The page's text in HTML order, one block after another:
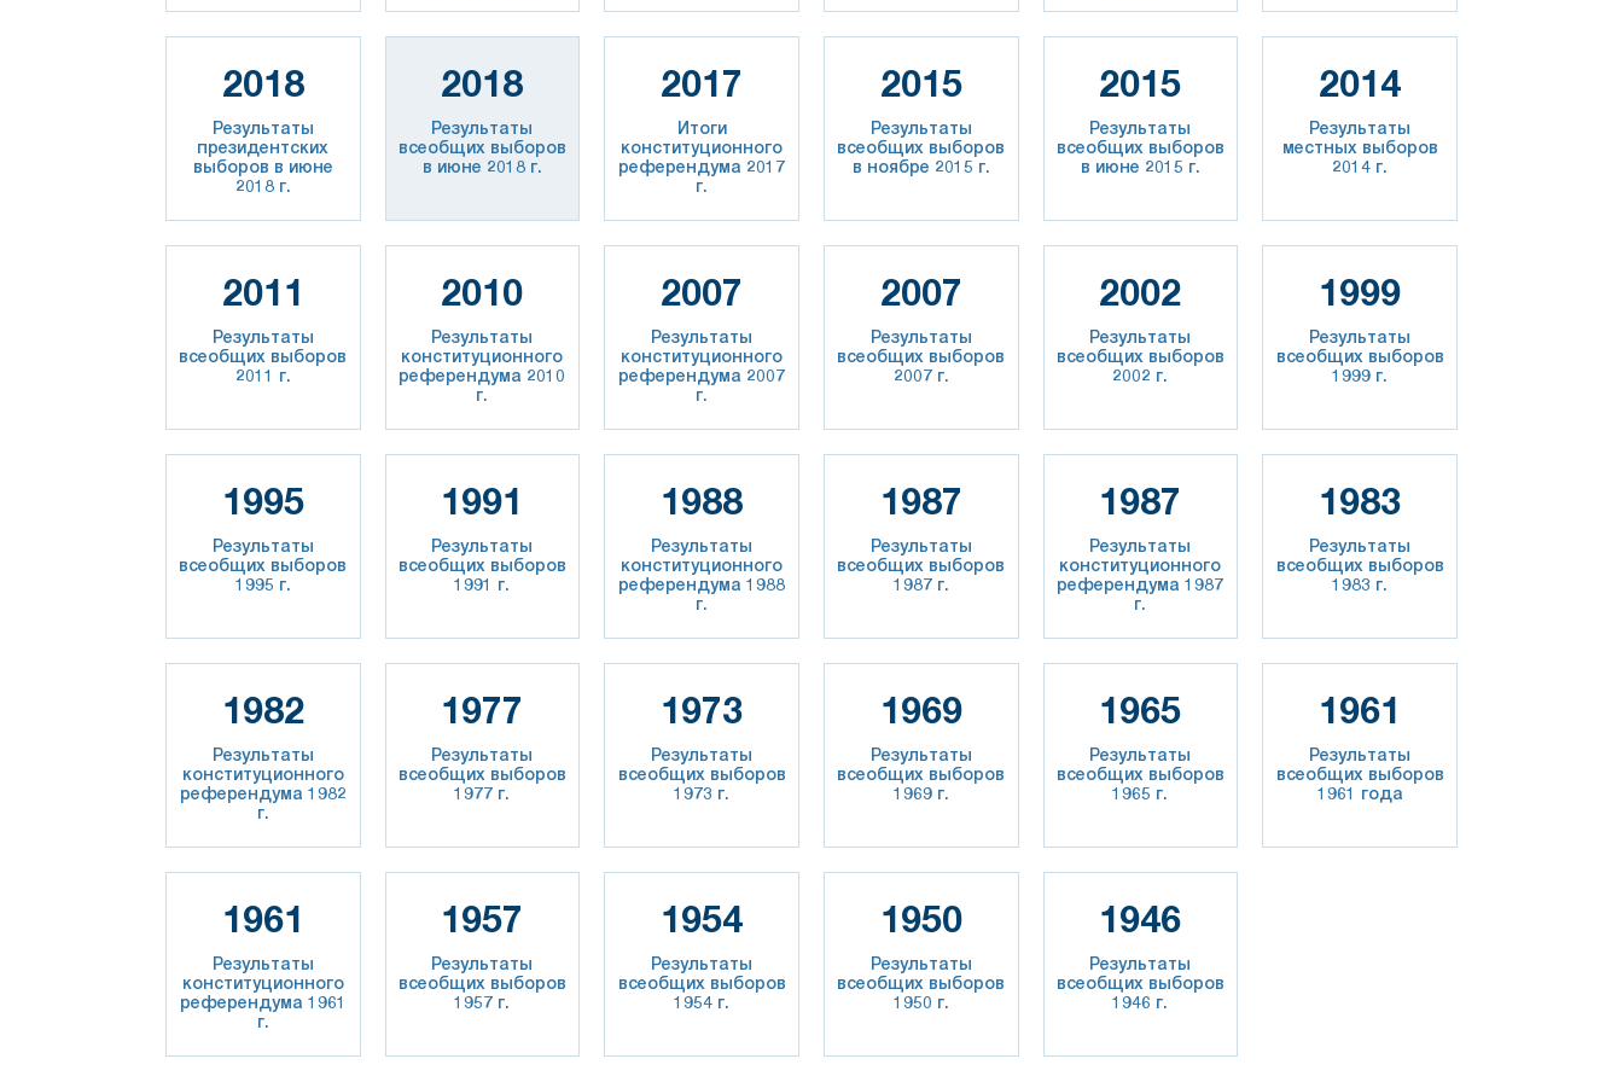
2018
Результаты
президентских
выборов в июне
2018 г.
2018
Результаты
всеобщих выборов
в июне 2018 г.
2017
Итоги
конституционного
референдума 2017
г.
2015
Результаты
всеобщих выборов
в ноябре 2015 г.
2015
Результаты
всеобщих выборов
в июне 2015 г.
2014
Результаты
местных выборов
2014 г.
2011
Результаты
всеобщих выборов
2011 г.
2010
Результаты
конституционного
референдума 2010
г.
2007
Результаты
конституционного
референдума 2007
г.
2007
Результаты
всеобщих выборов
2007 г.
2002
Результаты
всеобщих выборов
2002 г.
1999
Результаты
всеобщих выборов
1999 г.
1995
Результаты
всеобщих выборов
1995 г.
1991
Результаты
всеобщих выборов
1991 г.
1988
Результаты
конституционного
референдума 1988
г.
1987
Результаты
всеобщих выборов
1987 г.
1987
Результаты
конституционного
референдума 1987
г.
1983
Результаты
всеобщих выборов
1983 г.
1982
Результаты
конституционного
референдума 1982
г.
1977
Результаты
всеобщих выборов
1977 г.
1973
Результаты
всеобщих выборов
1973 г.
1969
Результаты
всеобщих выборов
1969 г.
1965
Результаты
всеобщих выборов
1965 г.
1961
Результаты
всеобщих выборов
1961 года
1961
Результаты
конституционного
референдума 1961
г.
1957
Результаты
всеобщих выборов
1957 г.
1954
Результаты
всеобщих выборов
1954 г.
1950
Результаты
всеобщих выборов
1950 г.
1946
Результаты
всеобщих выборов
1946 г.